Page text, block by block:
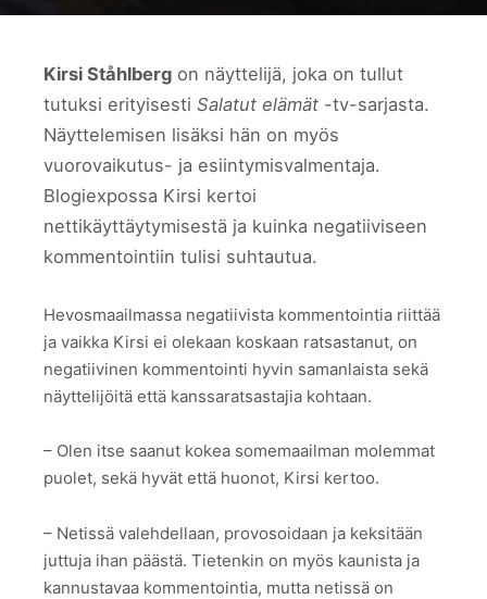
Kirsi Ståhlberg on näyttelijä, joka on tullut
tutuksi erityisesti Salatut elämät -tv-sarjasta.
Näyttelemisen lisäksi hän on myös
vuorovaikutus- ja esiintymisvalmentaja.
Blogiexpossa Kirsi kertoi
nettikäyttäytymisestä ja kuinka negatiiviseen
kommentointiin tulisi suhtautua.
Hevosmaailmassa negatiivista kommentointia riittää
ja vaikka Kirsi ei olekaan koskaan ratsastanut, on
negatiivinen kommentointi hyvin samanlaista sekä
näyttelijöitä että kanssaratsastajia kohtaan.
– Olen itse saanut kokea somemaailman molemmat
puolet, sekä hyvät että huonot, Kirsi kertoo.
– Netissä valehdellaan, provosoidaan ja keksitään
juttuja ihan päästä. Tietenkin on myös kaunista ja
kannustavaa kommentointia, mutta netissä on